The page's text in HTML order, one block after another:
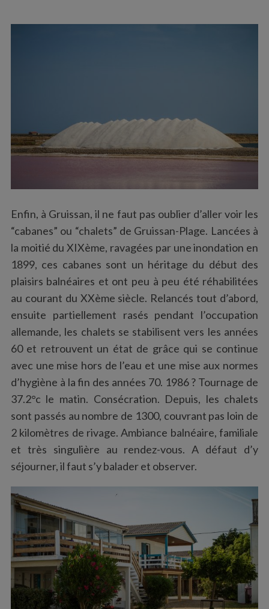
Enfin, à Gruissan, il ne faut pas oublier d’aller voir les
“cabanes” ou “chalets” de Gruissan-Plage. Lancées à
la moitié du XIXème, ravagées par une inondation en
1899, ces cabanes sont un héritage du début des
plaisirs balnéaires et ont peu à peu été réhabilitées
au courant du XXème siècle. Relancés tout d’abord,
ensuite partiellement rasés pendant l’occupation
allemande, les chalets se stabilisent vers les années
60 et retrouvent un état de grâce qui se continue
avec une mise hors de l’eau et une mise aux normes
d’hygiène à la fin des années 70. 1986 ? Tournage de
37.2°c le matin. Consécration. Depuis, les chalets
sont passés au nombre de 1300, couvrant pas loin de
2 kilomètres de rivage. Ambiance balnéaire, familiale
et très singulière au rendez-vous. A défaut d’y
séjourner, il faut s’y balader et observer.